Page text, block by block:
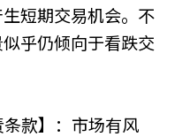
短期交易机会。不
乎仍倾向于看跌交
条款】：市场有风